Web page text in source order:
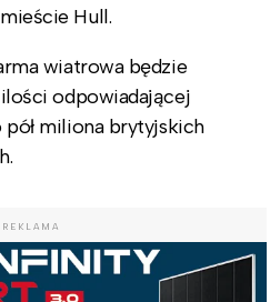
Hull.
wiatrowa będzie
odpowiadającej
miliona brytyjskich
REKLAMA